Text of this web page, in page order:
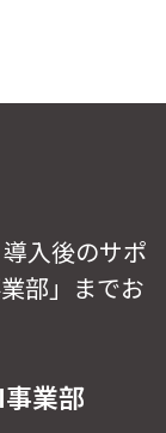
入後のサポ
部」までお
業部